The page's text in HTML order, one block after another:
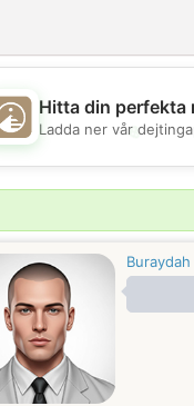
💖
Hitta din perfekta
Ladda ner vår
Buraydah